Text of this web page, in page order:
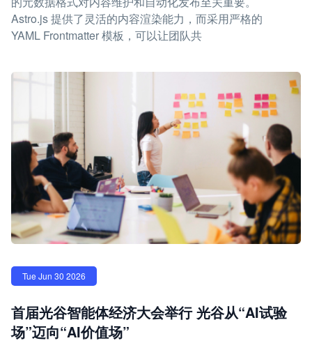
Astro.js 提供了灵活的内容渲染能力，而采用严格的
YAML Frontmatter 模板，可以让团队共
Tue Jun 30 2026
首届光谷智能体经济大会举行 光谷从“AI试验
场”迈向“AI价值场”